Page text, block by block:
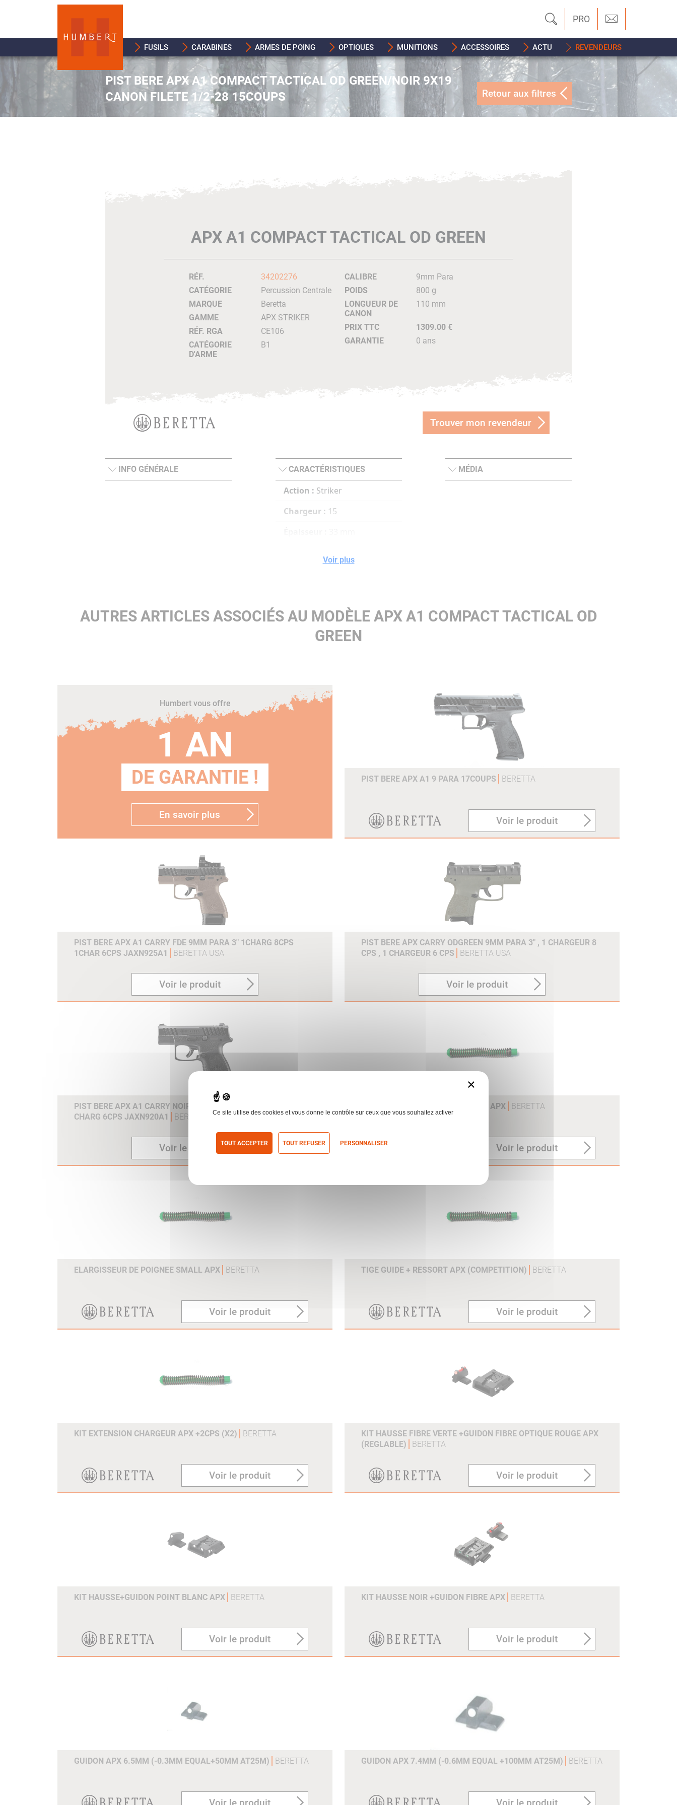
PRO
FUSILS CARABINES ARMES DE POING OPTIQUES MUNITIONS ACCESSOIRES ACTU REVENDEURS
PIST BERE APX A1 COMPACT TACTICAL OD GREEN/NOIR 9X19
CANON FILETE 1/2-28 15COUPS
Retour aux filtres
APX A1 COMPACT TACTICAL OD GREEN
RÉF.
34202276
CATÉGORIE
Percussion Centrale
MARQUE
Beretta
GAMME
APX STRIKER
RÉF. RGA
CE106
CATÉGORIE
D'ARME
B1
CALIBRE
9mm Para
POIDS
800 g
LONGUEUR DE
CANON
110 mm
PRIX TTC
1309.00 €
GARANTIE
0 ans
Trouver mon revendeur
INFO GÉNÉRALE CARACTÉRISTIQUES
Action : Striker
Chargeur : 15
MÉDIA
Voir plus
AUTRES ARTICLES ASSOCIÉS AU MODÈLE APX A1 COMPACT TACTICAL OD
GREEN
Humbert vous offre
1 AN
DE GARANTIE !
En savoir plus
PIST BERE APX A1 9 PARA 17COUPS BERETTA
Voir le produit
PIST BERE APX A1 CARRY FDE 9MM PARA 3" 1CHARG 8CPS
1CHAR 6CPS JAXN925A1
BERETTA USA
Voir le produit
PIST BERE APX CARRY ODGREEN 9MM PARA 3" , 1 CHARGEUR 8
CPS , 1 CHARGEUR 6 CPS
BERETTA USA
Voir le produit
PIST BERE APX A1 CARRY NOIR 9MM PARA 3" 1 CHARG 8CPS 1
CHARG 6CPS JAXN920A1
BERETTA USA
Voir le produit
ELARGISSEUR DE POIGNEE LARGE APX BERETTA
Voir le produit
ELARGISSEUR DE POIGNEE SMALL APX BERETTA
Voir le produit
TIGE GUIDE + RESSORT APX (COMPETITION) BERETTA
Voir le produit
KIT EXTENSION CHARGEUR APX +2CPS (X2) BERETTA
Voir le produit
KIT HAUSSE FIBRE VERTE +GUIDON FIBRE OPTIQUE ROUGE APX
(REGLABLE)
BERETTA
Voir le produit
KIT HAUSSE+GUIDON POINT BLANC APX BERETTA
Voir le produit
KIT HAUSSE NOIR +GUIDON FIBRE APX BERETTA
Voir le produit
GUIDON APX 6.5MM (-0.3MM EQUAL+50MM AT25M) BERETTA GUIDON APX 7.4MM (-0.6MM EQUAL +100MM AT25M) BERETTA
×
Ce site utilise des cookies et vous donne le contrôle sur ceux que vous souhaitez activer
TOUT ACCEPTER TOUT REFUSER PERSONNALISER